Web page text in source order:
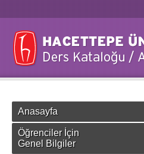
Anasayfa
Öğrenciler İçin
Genel Bilgiler